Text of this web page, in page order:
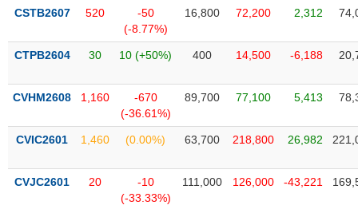
kỹ
Hồ
doanh
nghiệp
Tin
tức
kiện
CSTB2607 520
-50
(-8.77%)
16,800 72,200 2,312
CTPB2604 30 10 (+50%) 400 14,500 -6,188
CVHM2608 1,160
-670
(-36.61%)
89,700 77,100 5,413
CVIC2601 1,460 (0.00%) 63,700 218,800 26,982
CVJC2601 20
-10
(-33.33%)
111,000 126,000 -43,221
NGUYÊN
LIỆU
CÔNG